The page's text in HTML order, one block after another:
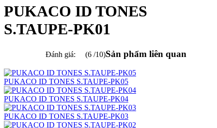
PUKACO ID TONES
S.TAUPE-PK01
Đánh giá: (6 /10)Sản phẩm liên quan
PUKACO ID TONES S.TAUPE-PK05
PUKACO ID TONES S.TAUPE-PK04
PUKACO ID TONES S.TAUPE-PK03